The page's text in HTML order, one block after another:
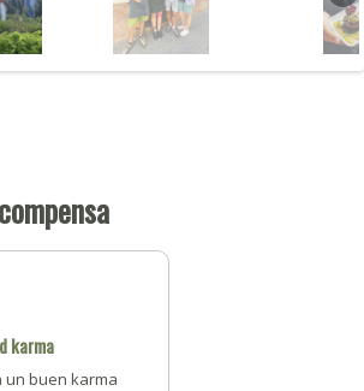
karma
un buen karma